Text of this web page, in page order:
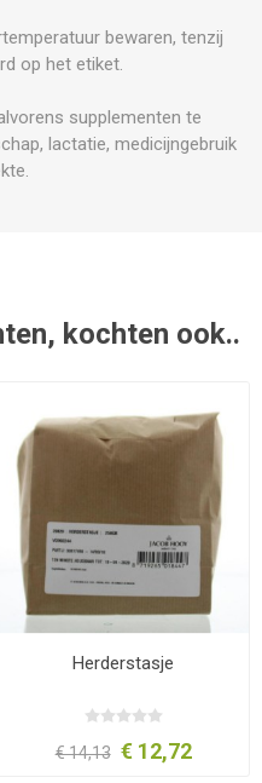
bewaren, tenzij
op het etiket.
supplementen te
lactatie, medicijngebruik
kochten ook..
Herderstasje
€ 14,13 € 12,72